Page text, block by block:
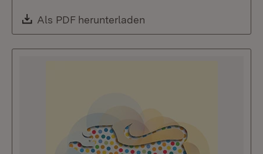
Download:
Als PDF herunterladen